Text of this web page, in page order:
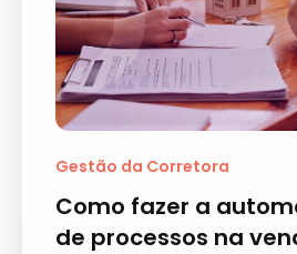
Gestão da Corretora
Como fazer a
de processos na